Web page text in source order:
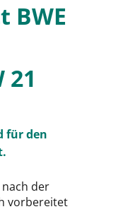
BWE
21
für den
der
vorbereitet